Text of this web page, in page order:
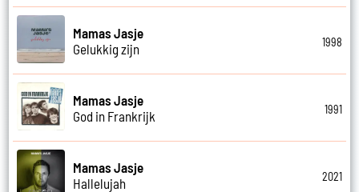
Mamas Jasje
Gelukkig zijn
1998
Mamas Jasje
God in Frankrijk
1991
Mamas Jasje
Hallelujah
2021